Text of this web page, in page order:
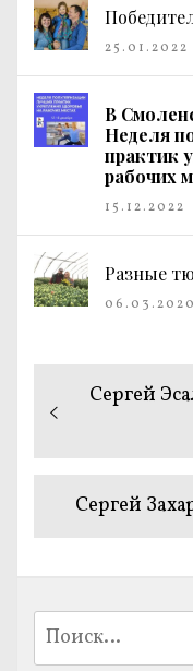
25.01.2022
В
Неделя
практик
рабочих
15.12.2022
Разные
06.03.2020
Навигация
по
Сергей
Следующая
Сергей
Найти: